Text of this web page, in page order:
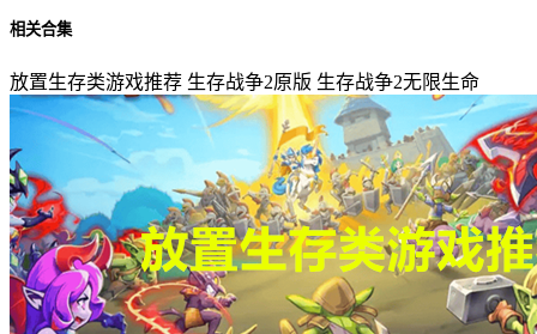
相关合集
放置生存类游戏推荐 生存战争2原版 生存战争2无限生命